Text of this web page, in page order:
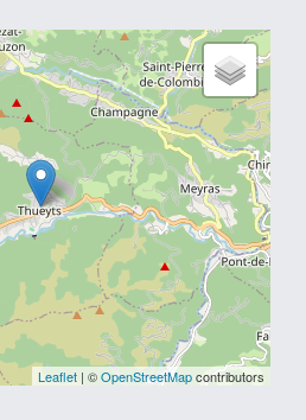
Leaflet | ©OpenStreetMapcontributors